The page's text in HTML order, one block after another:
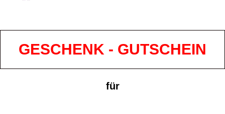
GESCHENK - GUTSCHEIN
für